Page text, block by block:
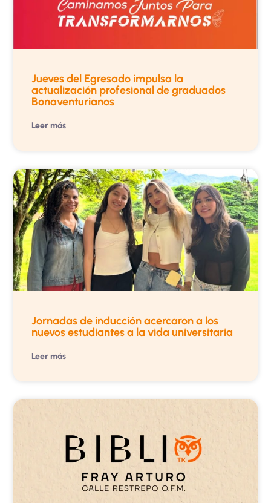
Jueves del Egresado impulsa la
actualización profesional de graduados
Bonaventurianos
Leer más
Jornadas de inducción acercaron a los
nuevos estudiantes a la vida universitaria
Leer más